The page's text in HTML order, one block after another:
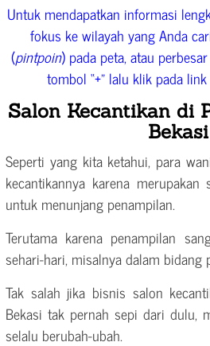
Untuk mendapatkan informasi
fokus ke wilayah yang Anda
(pintpoin) pada peta, atau
tombol “+” lalu klik pada link
Salon Kecantikan di
Bekasi
Seperti yang kita ketahui, para
kecantikannya karena
untuk menunjang penampilan.
Terutama karena penampilan
sehari-hari, misalnya dalam bidang
Tak salah jika bisnis salon
Bekasi tak pernah sepi dari dulu,
selalu berubah-ubah.